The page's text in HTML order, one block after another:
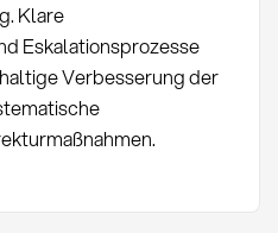
Klare
Eskalationsprozesse
Verbesserung der